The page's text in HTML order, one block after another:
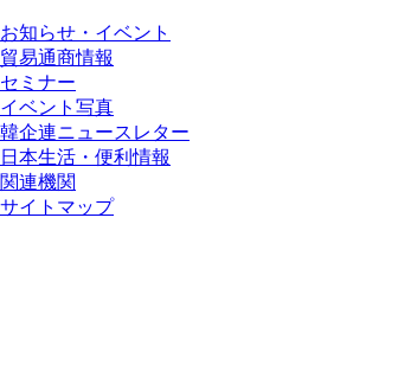
お知らせ・イベント
貿易通商情報
セミナー
イベント写真
韓企連ニュースレター
日本生活・便利情報
関連機関
サイトマップ